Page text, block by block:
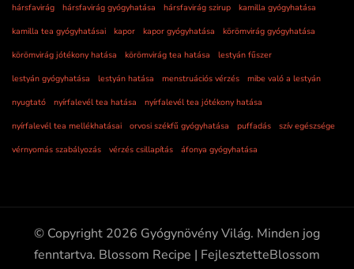
hársfavirág
hársfavirág gyógyhatása hársfavirág szirup
kamilla gyógyhatása
kamilla tea gyógyhatásai
kapor kapor gyógyhatása
körömvirág gyógyhatása
körömvirág jótékony hatása
körömvirág tea hatása
lestyán fűszer
lestyán gyógyhatása
lestyán hatása menstruációs vérzés
mibe való a lestyán
nyugtató
nyírfalevél tea hatása
nyírfalevél tea jótékony hatása
nyírfalevél tea mellékhatásai
orvosi székfű gyógyhatása puffadás
szív egészsége
vérnyomás szabályozás
vérzés csillapítás áfonya gyógyhatása
© Copyright 2026 Gyógynövény Világ. Minden jog
fenntartva. Blossom Recipe | FejlesztetteBlossom